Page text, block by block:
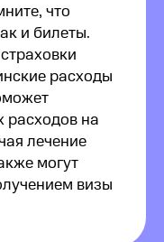
что
и билеты.
расходы
расходов на
лечение
могут
визы